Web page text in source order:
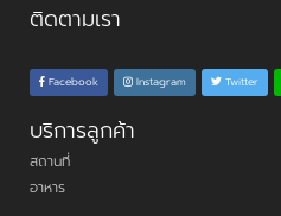
ติดตามเรา
Facebook Instagram Twitter
บริการลูกค้า
สถานที่
อาหาร